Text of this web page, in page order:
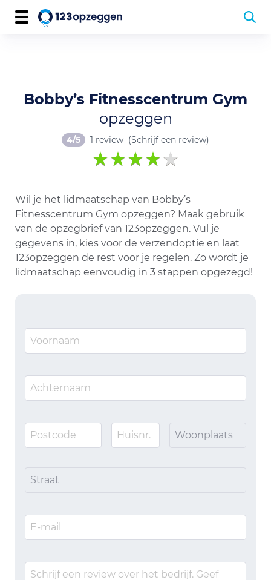
Bobby’s Fitnesscentrum Gym
opzeggen
4/5 1 review (Schrijf een review)
Wil je het lidmaatschap van Bobby’s
Fitnesscentrum Gym opzeggen? Maak gebruik
van de opzegbrief van 123opzeggen. Vul je
gegevens in, kies voor de verzendoptie en laat
123opzeggen de rest voor je regelen. Zo wordt je
lidmaatschap eenvoudig in 3 stappen opgezegd!
Woonplaats
Straat